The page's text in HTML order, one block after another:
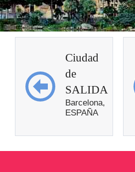
Ciudad
de
SALIDA
Barcelona,
ESPAÑA